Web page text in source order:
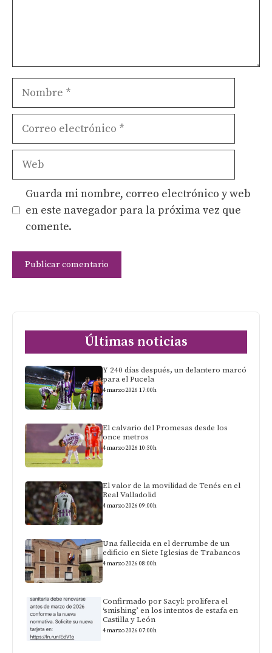
Nombre
Correo
Web
Guarda mi nombre, correo electrónico y web
en este navegador para la próxima vez que
comente.
Últimas noticias
Y 240 días después, un delantero marcó
para el Pucela
4 marzo 2026 17:00h
El calvario del Promesas desde los
once metros
4 marzo 2026 10:30h
El valor de la movilidad de Tenés en el
Real Valladolid
4 marzo 2026 09:00h
Una fallecida en el derrumbe de un
edificio en Siete Iglesias de Trabancos
4 marzo 2026 08:00h
Confirmado por Sacyl: prolifera el
‘smishing’ en los intentos de estafa en
Castilla y León
4 marzo 2026 07:00h